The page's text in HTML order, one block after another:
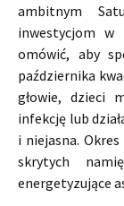
ambitnym
inwestycjom
omówić, aby
października
głowie, dzieci
infekcję lub
i niejasna.
skrytych
energetyzujące